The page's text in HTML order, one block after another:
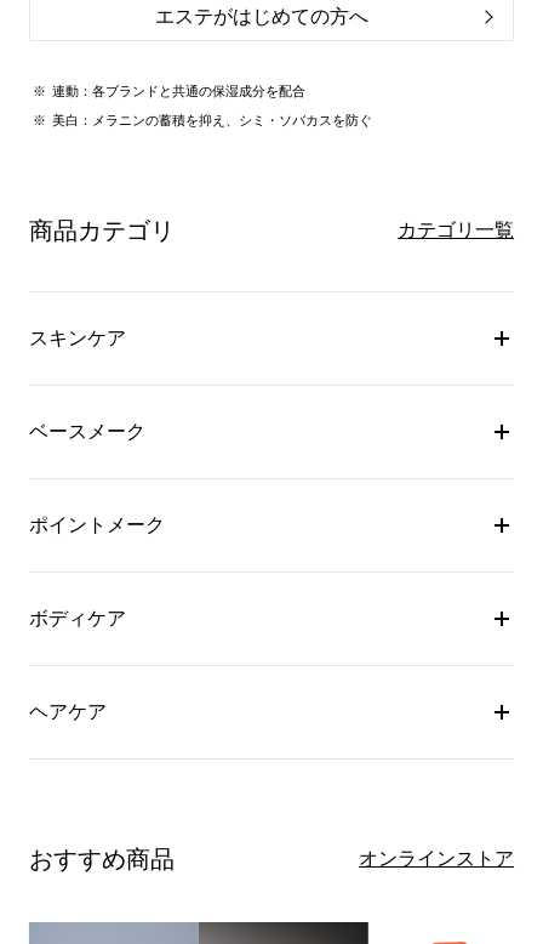
エステがはじめての方へ
連動：各ブランドと共通の保湿成分を配合
美白：メラニンの蓄積を抑え、シミ・ソバカスを防ぐ
商品カテゴリ カテゴリ一覧
スキンケア
ベースメーク
ポイントメーク
ボディケア
ヘアケア
おすすめ商品 オンラインストア